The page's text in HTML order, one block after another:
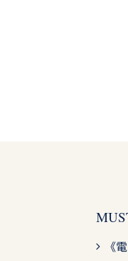
《